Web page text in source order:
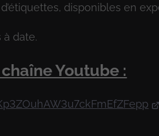
disponibles en
date.
Youtube :